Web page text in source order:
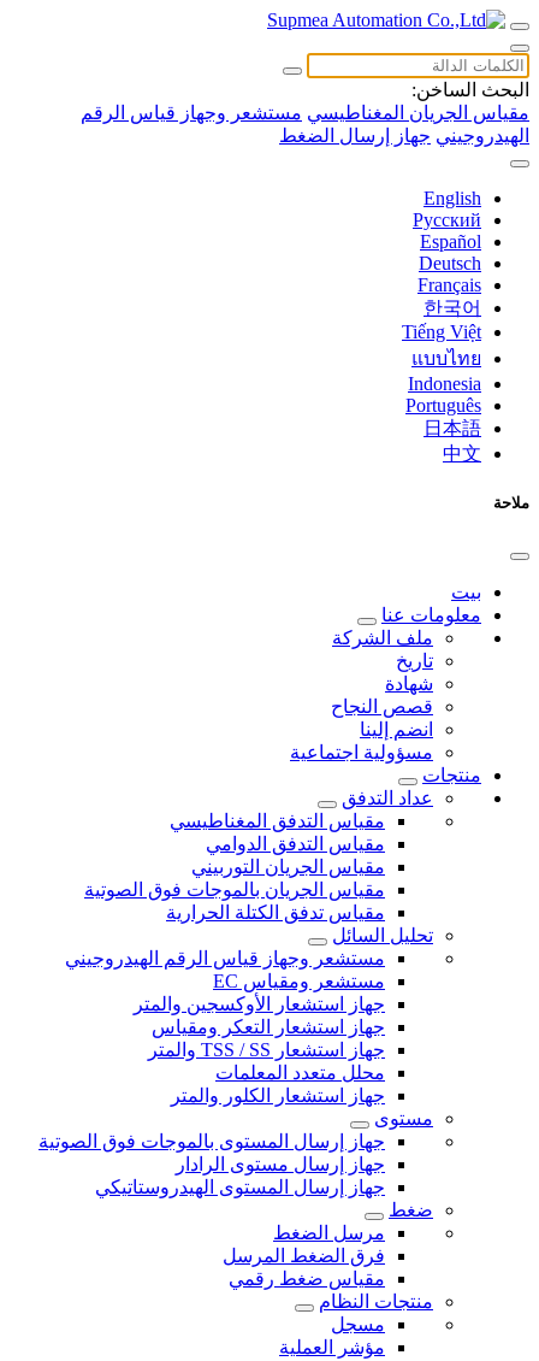
البحث الساخن:
مقياس الجريان المغناطيسي مستشعر وجهاز قياس الرقم
الهيدروجيني جهاز إرسال الضغط
English
Русский
Español
Deutsch
Français
한국어
Tiếng Việt
แบบไทย
Indonesia
Português
日本語
中文
ملاحة
بيت
معلومات عنا
ملف الشركة
تاريخ
شهادة
قصص النجاح
انضم إلينا
مسؤولية اجتماعية
منتجات
عداد التدفق
مقياس التدفق المغناطيسي
مقياس التدفق الدوامي
مقياس الجريان التوربيني
مقياس الجريان بالموجات فوق الصوتية
مقياس تدفق الكتلة الحرارية
تحليل السائل
مستشعر وجهاز قياس الرقم الهيدروجيني
مستشعر ومقياس EC
جهاز استشعار الأوكسجين والمتر
جهاز استشعار التعكر ومقياس
جهاز استشعار TSS / SS والمتر
محلل متعدد المعلمات
جهاز استشعار الكلور والمتر
مستوى
جهاز إرسال المستوى بالموجات فوق الصوتية
جهاز إرسال مستوى الرادار
جهاز إرسال المستوى الهيدروستاتيكي
ضغط
مرسل الضغط
فرق الضغط المرسل
مقياس ضغط رقمي
منتجات النظام
مسجل
مؤشر العملية